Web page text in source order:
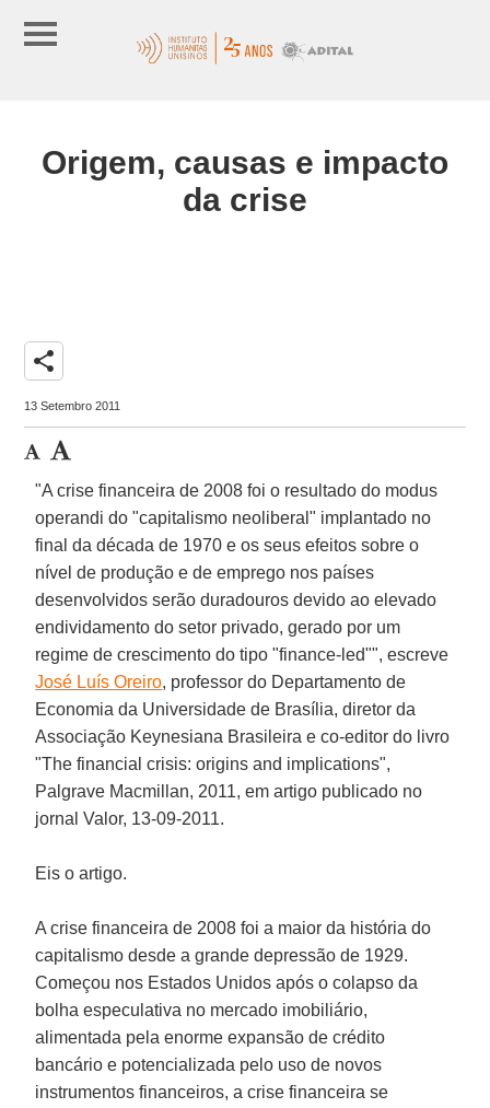
Origem, causas e impacto
da crise
share
13 Setembro 2011
"A crise financeira de 2008 foi o resultado do modus
operandi do "capitalismo neoliberal" implantado no
final da década de 1970 e os seus efeitos sobre o
nível de produção e de emprego nos países
desenvolvidos serão duradouros devido ao elevado
endividamento do setor privado, gerado por um
regime de crescimento do tipo "finance-led"", escreve
José Luís Oreiro, professor do Departamento de
Economia da Universidade de Brasília, diretor da
Associação Keynesiana Brasileira e co-editor do livro
"The financial crisis: origins and implications",
Palgrave Macmillan, 2011, em artigo publicado no
jornal Valor, 13-09-2011.
Eis o artigo.
A crise financeira de 2008 foi a maior da história do
capitalismo desde a grande depressão de 1929.
Começou nos Estados Unidos após o colapso da
bolha especulativa no mercado imobiliário,
alimentada pela enorme expansão de crédito
bancário e potencializada pelo uso de novos
instrumentos financeiros, a crise financeira se